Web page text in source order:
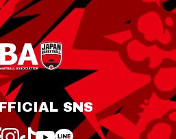
SNS